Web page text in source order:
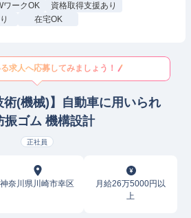
ワークOK
資格取得支援あり
在宅OK
求人へ応募してみましょう！
術(機械)】自動車に用いられ
振ゴム 機構設計
正社員
神奈川県川崎市幸区
月給26万5000円以
上